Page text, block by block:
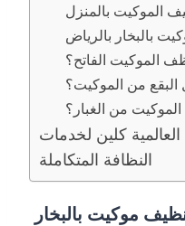
الموكيت بالمنزل
بالبخار بالرياض
الموكيت الفاتح؟
البقع من الموكيت؟
من الغبار؟
كلين لخدمات
النظافة المتكاملة
موكيت بالبخار